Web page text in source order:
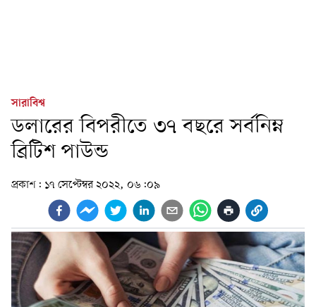
সারাবিশ্ব
ডলারের বিপরীতে ৩৭ বছরে সর্বনিম্ন
ব্রিটিশ পাউন্ড
প্রকাশ: ১৭ সেপ্টেম্বর ২০২২, ০৬:০৯